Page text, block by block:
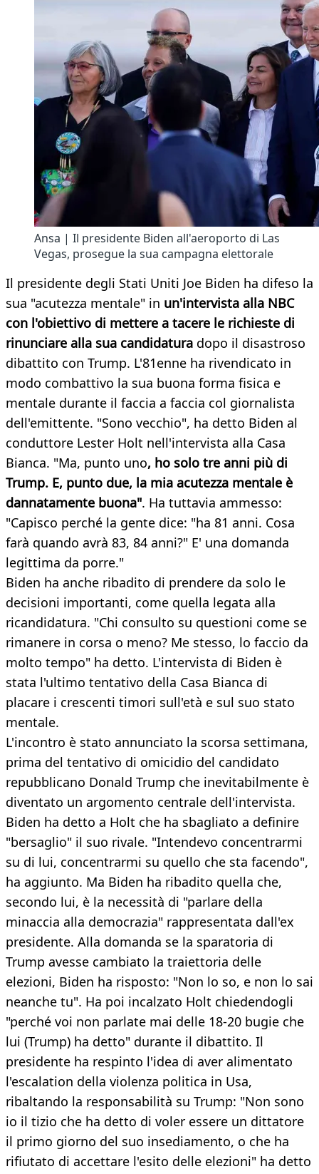
Ansa | Il presidente Biden all'aeroporto di Las
Vegas, prosegue la sua campagna elettorale
Il presidente degli Stati Uniti Joe Biden ha difeso la
sua "acutezza mentale" in un'intervista alla NBC
con l'obiettivo di mettere a tacere le richieste di
rinunciare alla sua candidatura dopo il disastroso
dibattito con Trump. L'81enne ha rivendicato in
modo combattivo la sua buona forma fisica e
mentale durante il faccia a faccia col giornalista
dell'emittente. "Sono vecchio", ha detto Biden al
conduttore Lester Holt nell'intervista alla Casa
Bianca. "Ma, punto uno, ho solo tre anni più di
Trump. E, punto due, la mia acutezza mentale è
dannatamente buona". Ha tuttavia ammesso:
"Capisco perché la gente dice: "ha 81 anni. Cosa
farà quando avrà 83, 84 anni?" E' una domanda
legittima da porre."
Biden ha anche ribadito di prendere da solo le
decisioni importanti, come quella legata alla
ricandidatura. "Chi consulto su questioni come se
rimanere in corsa o meno? Me stesso, lo faccio da
molto tempo" ha detto. L'intervista di Biden è
stata l'ultimo tentativo della Casa Bianca di
placare i crescenti timori sull'età e sul suo stato
mentale.
L'incontro è stato annunciato la scorsa settimana,
prima del tentativo di omicidio del candidato
repubblicano Donald Trump che inevitabilmente è
diventato un argomento centrale dell'intervista.
Biden ha detto a Holt che ha sbagliato a definire
"bersaglio" il suo rivale. "Intendevo concentrarmi
su di lui, concentrarmi su quello che sta facendo",
ha aggiunto. Ma Biden ha ribadito quella che,
secondo lui, è la necessità di "parlare della
minaccia alla democrazia" rappresentata dall'ex
presidente. Alla domanda se la sparatoria di
Trump avesse cambiato la traiettoria delle
elezioni, Biden ha risposto: "Non lo so, e non lo sai
neanche tu". Ha poi incalzato Holt chiedendogli
"perché voi non parlate mai delle 18-20 bugie che
lui (Trump) ha detto" durante il dibattito. Il
presidente ha respinto l'idea di aver alimentato
l'escalation della violenza politica in Usa,
ribaltando la responsabilità su Trump: "Non sono
io il tizio che ha detto di voler essere un dittatore
il primo giorno del suo insediamento, o che ha
rifiutato di accettare l'esito delle elezioni" ha detto